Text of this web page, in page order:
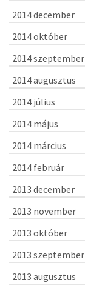
2014 december
2014 október
2014 szeptember
2014 augusztus
2014 július
2014 május
2014 március
2014 február
2013 december
2013 november
2013 október
2013 szeptember
2013 augusztus